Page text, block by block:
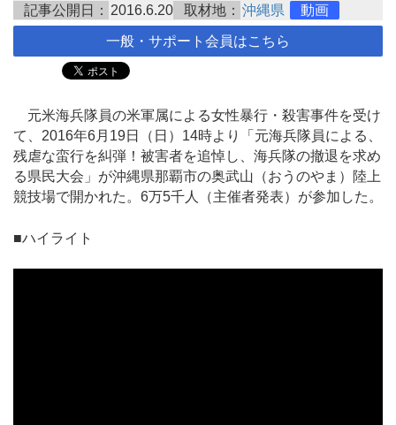
記事公開日： 2016.6.20 取材地： 沖縄県 動画
一般・サポート会員はこちら
元米海兵隊員の米軍属による女性暴行・殺害事件を受け
て、2016年6月19日（日）14時より「元海兵隊員による、
残虐な蛮行を糾弾！被害者を追悼し、海兵隊の撤退を求め
る県民大会」が沖縄県那覇市の奥武山（おうのやま）陸上
競技場で開かれた。6万5千人（主催者発表）が参加した。
■ハイライト